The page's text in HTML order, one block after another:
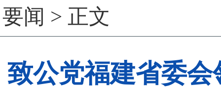
要闻 > 正文
致公党福建省委